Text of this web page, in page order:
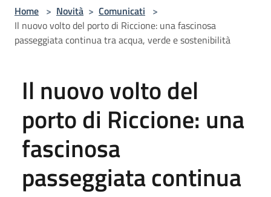
Home > Novità > Comunicati >
Il nuovo volto del porto di Riccione: una fascinosa
passeggiata continua tra acqua, verde e sostenibilità
Il nuovo volto del
porto di Riccione: una
fascinosa
passeggiata continua